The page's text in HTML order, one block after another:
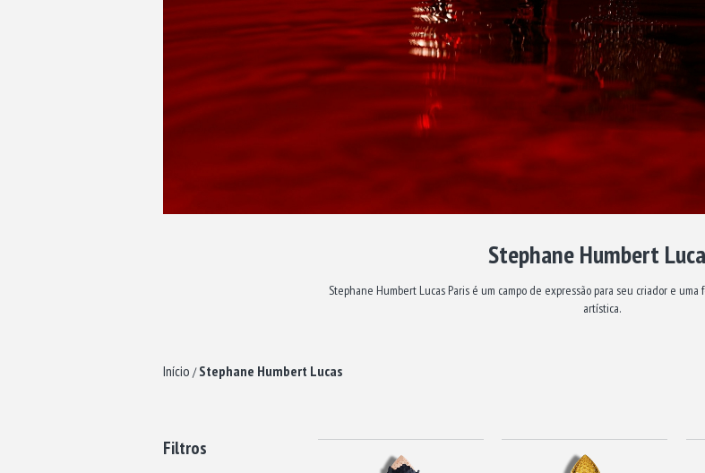
Stephane Humbert
Stephane Humbert Lucas Paris é um campo de expressão para seu criador e
artística.
Início / Stephane Humbert Lucas
Filtros